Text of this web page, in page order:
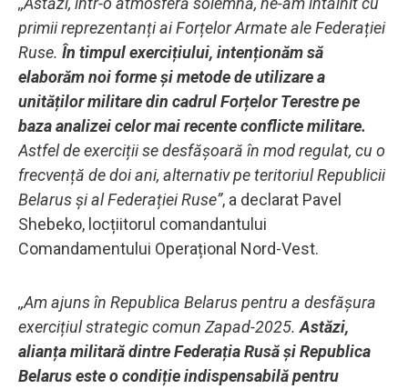
primii reprezentanți ai Forțelor Armate ale Federației
Ruse. În timpul exercițiului, intenționăm să
elaborăm noi forme și metode de utilizare a
unităților militare din cadrul Forțelor Terestre pe
baza analizei celor mai recente conflicte militare.
Astfel de exerciții se desfășoară în mod regulat, cu o
frecvență de doi ani, alternativ pe teritoriul Republicii
Belarus și al Federației Ruse”, a declarat Pavel
Shebeko, locțiitorul comandantului
Comandamentului Operațional Nord-Vest.
,,Am ajuns în Republica Belarus pentru a desfășura
exercițiul strategic comun Zapad-2025.Astăzi,
alianța militară dintre Federația Rusă și Republica
Belarus este o condiție indispensabilă pentru